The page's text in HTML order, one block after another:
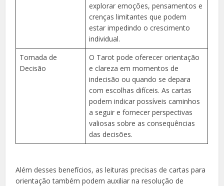
explorar emoções, pensamentos e
crenças limitantes que podem
estar impedindo o crescimento
individual.
Tomada de
Decisão
O Tarot pode oferecer orientação
e clareza em momentos de
indecisão ou quando se depara
com escolhas difíceis. As cartas
podem indicar possíveis caminhos
a seguir e fornecer perspectivas
valiosas sobre as consequências
das decisões.
Além desses benefícios, as leituras precisas de cartas para
orientação também podem auxiliar na resolução de